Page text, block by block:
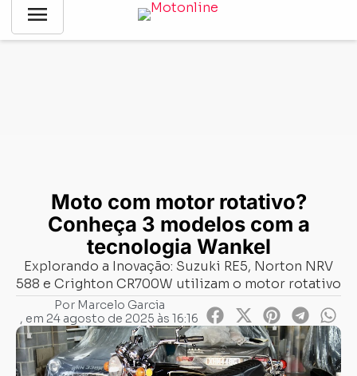
menu
Notícias
Moto com motor rotativo? Conheça 3
Moto com motor rotativo?
Conheça 3 modelos com a
tecnologia Wankel
Explorando a Inovação: Suzuki RE5, Norton NRV
588 e Crighton CR700W utilizam o motor rotativo
PorMarcelo Garcia
, em 24 agosto de 2025 às 16:16